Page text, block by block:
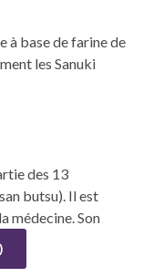
à base de farine de
les Sanuki
des 13
butsu). Il est
médecine. Son